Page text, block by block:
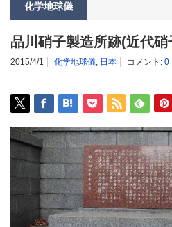
化学地球儀
品川硝子製造所跡(近代
2015/4/1 化学地球儀, 日本 コメント: 0